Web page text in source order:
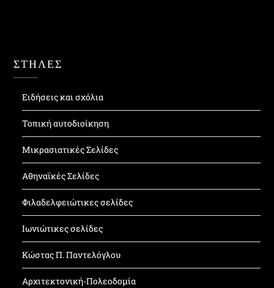
ΣΤΗΛΕΣ
Ειδήσεις και σχόλια
Τοπική αυτοδιοίκηση
Μικρασιατικές Σελίδες
Αθηναϊκές Σελίδες
Φιλαδελφειώτικες σελίδες
Ιωνιώτικες σελίδες
Κώστας Π. Παντελόγλου
Αρχιτεκτονική-Πολεοδομία